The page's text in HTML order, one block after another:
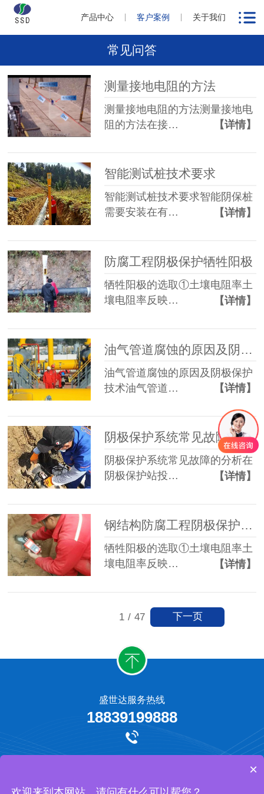
产品中心 客户案例 关于我们
常见问答
测量接地电阻的方法
测量接地电阻的方法测量接地电
阻的方法在接…
【详情】
智能测试桩技术要求
智能测试桩技术要求智能阴保桩
需要安装在有…
【详情】
防腐工程阴极保护牺牲阳极
牺牲阳极的选取①土壤电阻率土
壤电阻率反映…
【详情】
油气管道腐蚀的原因及阴极保护技术
油气管道腐蚀的原因及阴极保护
技术油气管道…
【详情】
阴极保护系统常见故障的分析 ​​
阴极保护系统常见故障的分析在
阴极保护站投…
【详情】
钢结构防腐工程阴极保护牺牲阳极
牺牲阳极的选取①土壤电阻率土
壤电阻率反映…
【详情】
1 / 47 下一页
盛世达服务热线
18839199888
×